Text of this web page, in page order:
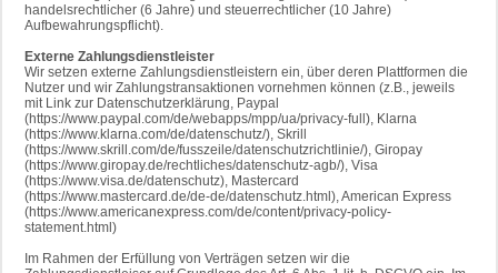
handelsrechtlicher (6 Jahre) und steuerrechtlicher (10 Jahre)
Aufbewahrungspflicht).
Externe Zahlungsdienstleister
Wir setzen externe Zahlungsdienstleistern ein, über deren Plattformen die
Nutzer und wir Zahlungstransaktionen vornehmen können (z.B., jeweils
mit Link zur Datenschutzerklärung, Paypal
(https://www.paypal.com/de/webapps/mpp/ua/privacy-full), Klarna
(https://www.klarna.com/de/datenschutz/), Skrill
(https://www.skrill.com/de/fusszeile/datenschutzrichtlinie/), Giropay
(https://www.giropay.de/rechtliches/datenschutz-agb/), Visa
(https://www.visa.de/datenschutz), Mastercard
(https://www.mastercard.de/de-de/datenschutz.html), American Express
(https://www.americanexpress.com/de/content/privacy-policy-
statement.html)
Im Rahmen der Erfüllung von Verträgen setzen wir die